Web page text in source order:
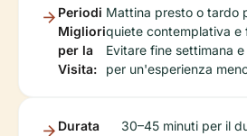
Periodi
Migliori
per la
Visita:
Mattina presto o tardo
quiete contemplativa e
Evitare fine settimana
per un'esperienza
Durata
30–45 minuti per il